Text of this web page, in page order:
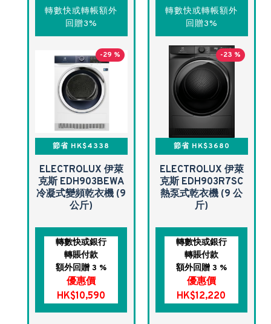
轉數快或轉帳額外
回贈3%
-29 %
節省 HK$4338
ELECTROLUX 伊萊
克斯 EDH903BEWA
冷凝式變頻乾衣機 (9
公斤)
轉數快或銀行
轉賬付款
額外回贈 3 %
優惠價
HK$10,590
轉數快或轉帳額外
回贈3%
-23 %
節省 HK$3680
ELECTROLUX 伊萊
克斯 EDH903R7SC
熱泵式乾衣機 (9 公
斤)
轉數快或銀行
轉賬付款
額外回贈 3 %
優惠價
HK$12,220